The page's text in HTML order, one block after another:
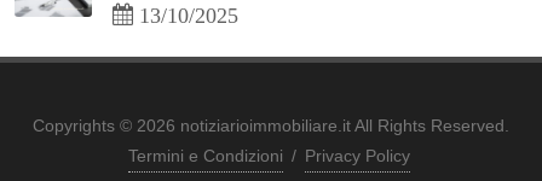
13/10/2025
Copyrights © 2026 notiziarioimmobiliare.it All Rights Reserved.
Termini e Condizioni / Privacy Policy